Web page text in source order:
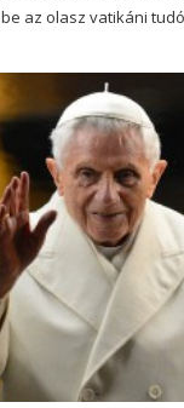
az olasz vatikáni